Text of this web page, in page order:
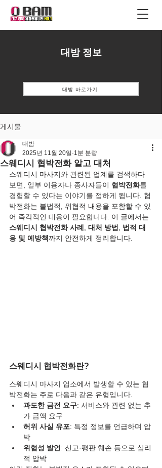
대밤 정보
대밤 바로가기
게시물
스웨디시 협박전화 알고 대처
대밤
2025년 11월 20일 1분 분량
스웨디시 마사지와 관련된 업계를 검색하다
보면, 일부 이용자나 종사자들이 협박전화를
경험할 수 있다는 이야기를 접하게 됩니다. 협
박전화는 불법적, 위협적 내용을 포함할 수 있
어 즉각적인 대응이 필요합니다. 이 글에서는
스웨디시 협박전화 사례
대처 방법
법적 대
응 및 예방책까지 안전하게 정리합니다.
스웨디시 협박전화란?
스웨디시 마사지 업소에서 발생할 수 있는 협
박전화는 주로 다음과 같은 유형입니다.
과도한 금전 요구: 서비스와 관련 없는 추
가 금액 요구
허위 사실 유포: 특정 정보를 언급하며 압
박
위협성 발언: 신고·평판 훼손 등으로 심리
적 압박